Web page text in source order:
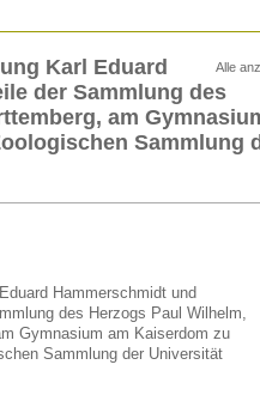
Alle
Karl Eduard
der Sammlung des
am
Sammlung
Hammerschmidt und
des Herzogs Paul Wilhelm,
Gymnasium am Kaiserdom zu
Sammlung der Universität